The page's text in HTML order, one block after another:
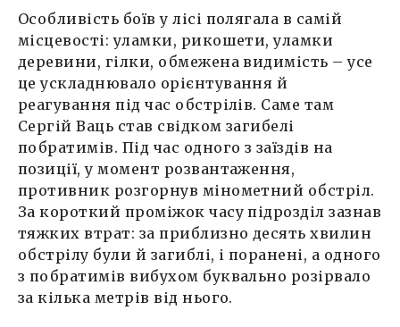
Особливість боїв у лісі полягала в самій
місцевості: уламки, рикошети, уламки
деревини, гілки, обмежена видимість – усе
це ускладнювало орієнтування й
реагування під час обстрілів. Саме там
Сергій Ваць став свідком загибелі
побратимів. Під час одного з заїздів на
позиції, у момент розвантаження,
противник розгорнув мінометний обстріл.
За короткий проміжок часу підрозділ зазнав
тяжких втрат: за приблизно десять хвилин
обстрілу були й загиблі, і поранені, а одного
з побратимів вибухом буквально розірвало
за кілька метрів від нього.